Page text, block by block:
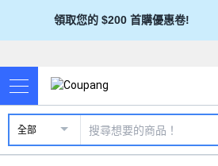
領取您的 $200 首購優惠卷!
全部